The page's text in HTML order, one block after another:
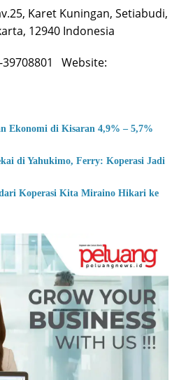
Karet Kuningan, Setiabudi,
12940 Indonesia
Website:
Ekonomi di Kisaran 4,9% – 5,7%
di Yahukimo, Ferry: Koperasi Jadi
Koperasi Kita Miraino Hikari ke